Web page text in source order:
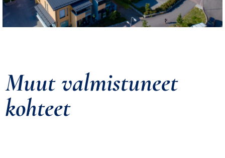
Muut valmistuneet
kohteet